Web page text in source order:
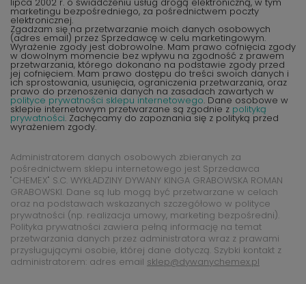
marketingu bezpośredniego, za pośrednictwem poczty
elektronicznej.
Zgadzam się na przetwarzanie moich danych osobowych
(adres email) przez Sprzedawcę w celu marketingowym.
Wyrażenie zgody jest dobrowolne. Mam prawo cofnięcia zgody
w dowolnym momencie bez wpływu na zgodność z prawem
przetwarzania, którego dokonano na podstawie zgody przed
jej cofnięciem. Mam prawo dostępu do treści swoich danych i
ich sprostowania, usunięcia, ograniczenia przetwarzania, oraz
prawo do przenoszenia danych na zasadach zawartych w
polityce prywatności sklepu internetowego. Dane osobowe w
sklepie internetowym przetwarzane są zgodnie z polityką
prywatności. Zachęcamy do zapoznania się z polityką przed
wyrażeniem zgody.
Administratorem danych osobowych zbieranych za
pośrednictwem sklepu internetowego jest Sprzedawca
"CHEMEX" S.C. WYKŁADZINY DYWANY KINGA GRABOWSKA ROMAN
GRABOWSKI. Dane są lub mogą być przetwarzane w celach
oraz na podstawach wskazanych szczegółowo w polityce
prywatności (np. realizacja umowy, marketing bezpośredni).
Polityka prywatności zawiera pełną informację na temat
przetwarzania danych przez administratora wraz z prawami
przysługującymi osobie, której dane dotyczą. Szybki kontakt z
administratorem: adres email sklep@dywanychemex.pl